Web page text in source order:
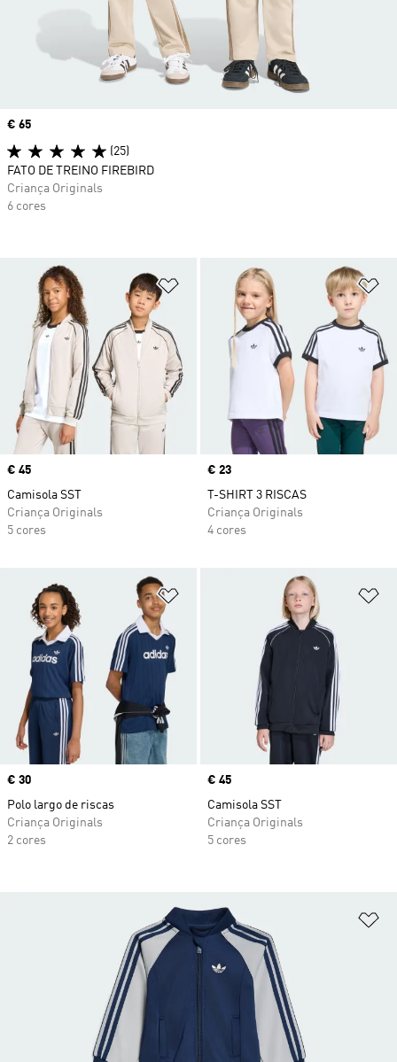
Adicionar à Lista de Desejos
Price
€ 45
Camisola SST
Criança Originals
5 cores
Price
€ 23
T-SHIRT 3 RISCAS
Criança Originals
4 cores
Adicionar à Lista de Desejos
Price
€ 30
Polo largo de riscas
Criança Originals
2 cores
Price
€ 45
Camisola SST
Criança Originals
5 cores
Price
€ 65
(25)
FATO DE TREINO FIREBIRD
Criança Originals
6 cores